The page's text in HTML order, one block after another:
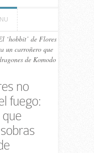
‘hobbit’ de Flores
un carroñero que
de Komodo
no
fuego: